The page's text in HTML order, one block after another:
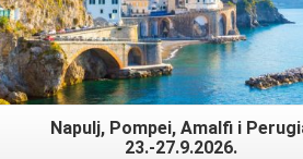
Napulj, Pompei, Amalfi i
23.-27.9.2026.